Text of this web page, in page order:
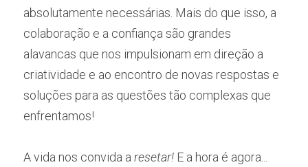
absolutamente necessárias. Mais do que isso, a
colaboração e a confiança são grandes
alavancas que nos impulsionam em direção a
criatividade e ao encontro de novas respostas e
soluções para as questões tão complexas que
enfrentamos!
A vida nos convida a resetar! E a hora é agora...